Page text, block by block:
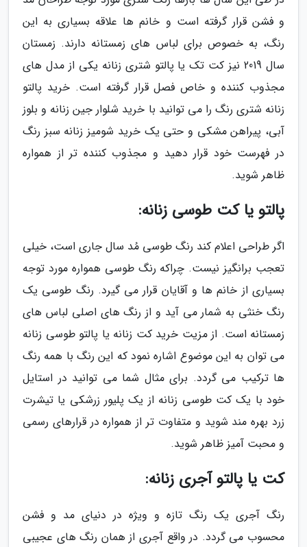
و فشن قرار گرفته است و خانم ها علاقه بسیاری به این
رنگ، به خصوص برای لباس های زمستانه دارند. زمستان
سال 2019 نیز کت تک یا پالتو شتری زنانه یکی از مدل های
مجذوب کننده و خاص فصل قرار گرفته است. خرید پالتو
زنانه شتری رنگ را می توانید با خرید شلوار جین زنانه و بلوز
آبی، پیراهن مشکی و حتی یک خرید شومیز زنانه سبز رنگ
در فهرست خود قرار دهید و مجذوب کننده تر از همواره
ظاهر شوید.
پالتو یا کت طوسی زنانه:
اگر طراحی اعلام کند رنگ طوسی مُد سال جاری است، خیلی
تعجب برانگیز نیست. چراکه رنگ طوسی همواره مورد توجه
بسیاری از خانم ها و آقایان قرار می گیرد. رنگ طوسی یک
رنگ خنثی به شمار می آید و از رنگ های اصلی لباس های
زمستانه است. از مزیت خرید کت زنانه یا پالتو طوسی زنانه
می توان به این موضوع اشاره نمود که این رنگ با همه رنگ
ها ترکیب می گردد. برای مثال شما می توانید در استایل
خود با یک کت طوسی زنانه از یک پلیور زرشکی یا تیشرت
زرد بهره مند شوید و متفاوت تر از همواره در قرارهای رسمی
و محبت آمیز ظاهر شوید.
کت یا پالتو آجری زنانه:
رنگ آجری یک رنگ تازه و ویژه در دنیای مد و فشن
محسوب می گردد. در واقع آجری از همان رنگ های عجیبی